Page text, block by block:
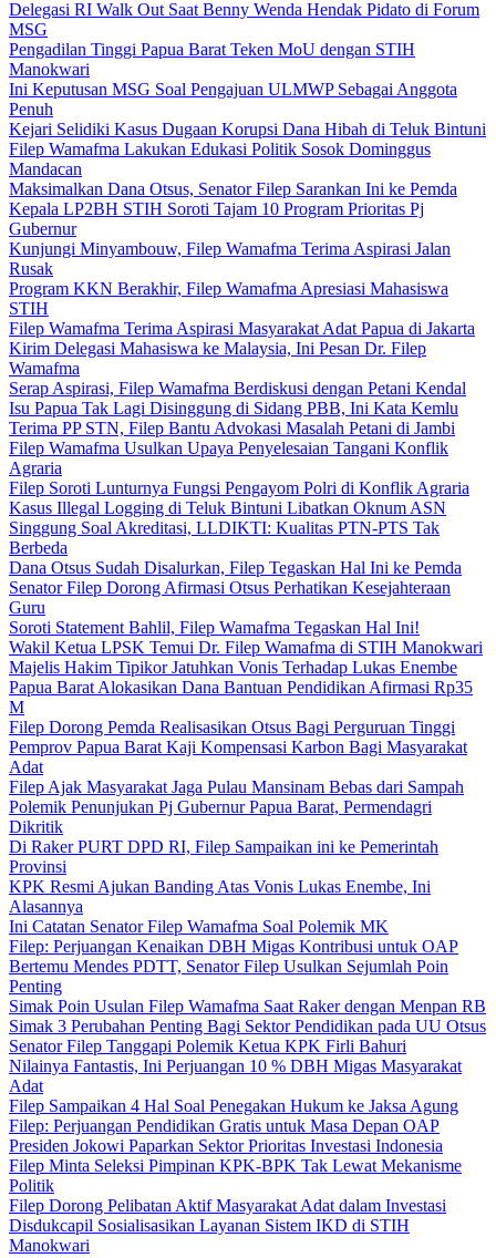
Delegasi RI Walk Out Saat Benny Wenda Hendak Pidato di Forum
MSG
Pengadilan Tinggi Papua Barat Teken MoU dengan STIH
Manokwari
Ini Keputusan MSG Soal Pengajuan ULMWP Sebagai Anggota
Penuh
Kejari Selidiki Kasus Dugaan Korupsi Dana Hibah di Teluk Bintuni
Filep Wamafma Lakukan Edukasi Politik Sosok Dominggus
Mandacan
Maksimalkan Dana Otsus, Senator Filep Sarankan Ini ke Pemda
Kepala LP2BH STIH Soroti Tajam 10 Program Prioritas Pj
Gubernur
Kunjungi Minyambouw, Filep Wamafma Terima Aspirasi Jalan
Rusak
Program KKN Berakhir, Filep Wamafma Apresiasi Mahasiswa
STIH
Filep Wamafma Terima Aspirasi Masyarakat Adat Papua di Jakarta
Kirim Delegasi Mahasiswa ke Malaysia, Ini Pesan Dr. Filep
Wamafma
Serap Aspirasi, Filep Wamafma Berdiskusi dengan Petani Kendal
Isu Papua Tak Lagi Disinggung di Sidang PBB, Ini Kata Kemlu
Terima PP STN, Filep Bantu Advokasi Masalah Petani di Jambi
Filep Wamafma Usulkan Upaya Penyelesaian Tangani Konflik
Agraria
Filep Soroti Lunturnya Fungsi Pengayom Polri di Konflik Agraria
Kasus Illegal Logging di Teluk Bintuni Libatkan Oknum ASN
Singgung Soal Akreditasi, LLDIKTI: Kualitas PTN-PTS Tak
Berbeda
Dana Otsus Sudah Disalurkan, Filep Tegaskan Hal Ini ke Pemda
Senator Filep Dorong Afirmasi Otsus Perhatikan Kesejahteraan
Guru
Soroti Statement Bahlil, Filep Wamafma Tegaskan Hal Ini!
Wakil Ketua LPSK Temui Dr. Filep Wamafma di STIH Manokwari
Majelis Hakim Tipikor Jatuhkan Vonis Terhadap Lukas Enembe
Papua Barat Alokasikan Dana Bantuan Pendidikan Afirmasi Rp35
M
Filep Dorong Pemda Realisasikan Otsus Bagi Perguruan Tinggi
Pemprov Papua Barat Kaji Kompensasi Karbon Bagi Masyarakat
Adat
Filep Ajak Masyarakat Jaga Pulau Mansinam Bebas dari Sampah
Polemik Penunjukan Pj Gubernur Papua Barat, Permendagri
Dikritik
Di Raker PURT DPD RI, Filep Sampaikan ini ke Pemerintah
Provinsi
KPK Resmi Ajukan Banding Atas Vonis Lukas Enembe, Ini
Alasannya
Ini Catatan Senator Filep Wamafma Soal Polemik MK
Filep: Perjuangan Kenaikan DBH Migas Kontribusi untuk OAP
Bertemu Mendes PDTT, Senator Filep Usulkan Sejumlah Poin
Penting
Simak Poin Usulan Filep Wamafma Saat Raker dengan Menpan RB
Simak 3 Perubahan Penting Bagi Sektor Pendidikan pada UU Otsus
Senator Filep Tanggapi Polemik Ketua KPK Firli Bahuri
Nilainya Fantastis, Ini Perjuangan 10 % DBH Migas Masyarakat
Adat
Filep Sampaikan 4 Hal Soal Penegakan Hukum ke Jaksa Agung
Filep: Perjuangan Pendidikan Gratis untuk Masa Depan OAP
Presiden Jokowi Paparkan Sektor Prioritas Investasi Indonesia
Filep Minta Seleksi Pimpinan KPK-BPK Tak Lewat Mekanisme
Politik
Filep Dorong Pelibatan Aktif Masyarakat Adat dalam Investasi
Disdukcapil Sosialisasikan Layanan Sistem IKD di STIH
Manokwari